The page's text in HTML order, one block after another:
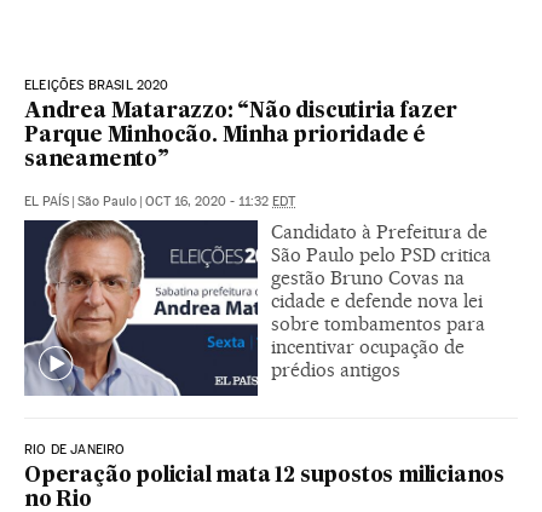
ELEIÇÕES BRASIL 2020
Andrea Matarazzo: “Não discutiria fazer
Parque Minhocão. Minha prioridade é
saneamento”
EL PAÍS | São Paulo | OCT 16, 2020 - 11:32 EDT
Candidato à Prefeitura de
São Paulo pelo PSD critica
gestão Bruno Covas na
cidade e defende nova lei
sobre tombamentos para
incentivar ocupação de
prédios antigos
RIO DE JANEIRO
Operação policial mata 12 supostos milicianos
no Rio